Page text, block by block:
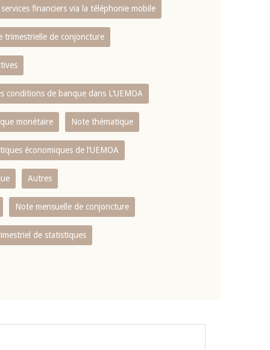
financiers via la téléphonie mobile
trimestrielle de conjoncture
conditions de banque dans L‘UEMOA
monétaire Note thématique
économiques de l‘UEMOA
Autres
Note mensuelle de conjoncture
de statistiques